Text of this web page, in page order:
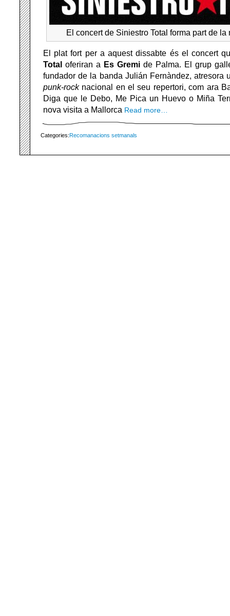
El concert de Siniestro Total forma part de
El plat fort per a aquest dissabte és el concert
Total oferiran a Es Gremi de Palma. El grup
fundador de la banda Julián Fernàndez, atresora
punk-rocknacional en el seu repertori, com ara
Diga que le Debo, Me Pica un Huevo o Miña
nova visita a Mallorca Read more…
Categories:Recomanacions setmanals